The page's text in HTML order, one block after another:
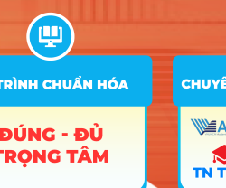
Công cụ
Trắc nghiệm MBTI
Tra cứu đề án tuyển sinh
Tư vấn hướng nghiệp
Tin tức
Tin giáo dục nổi bật